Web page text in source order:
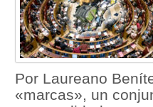
Por Laureano
«marcas», un